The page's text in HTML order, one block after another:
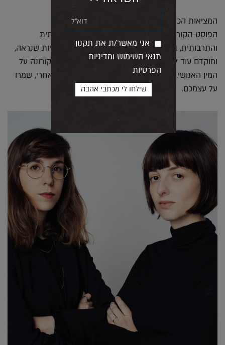
המציאות הכלכלית המורכבת שאליה נתעורר בעידן
הפוסט-הקורונה, כמו גם המציאות הפוליטית, החברתית
והתרבותית, בוודאי ישפיעו רבות על המגמות העתידיות שנראה,
ומוקדם עוד לקבוע את היקף ההשפעה של מגפת הקורונה על
המין האנושי. זאת נדע רק ביום שאחרי. ועד היום שאחרי, שמרו
על עצמכם.
אני מאשר/ת את תקנון
תנאי השימוש ומדיניות
הפרטיות